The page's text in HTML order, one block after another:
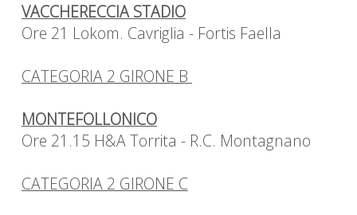
VACCHERECCIA STADIO
Ore 21 Lokom. Cavriglia - Fortis Faella
CATEGORIA 2 GIRONE B
MONTEFOLLONICO
Ore 21.15 H&A Torrita - R.C. Montagnano
CATEGORIA 2 GIRONE C